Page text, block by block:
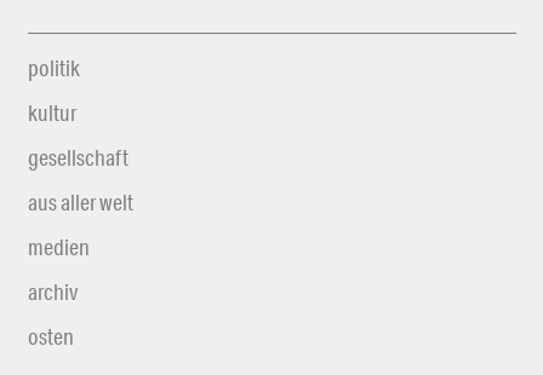
politik
kultur
gesellschaft
aus aller welt
medien
archiv
osten